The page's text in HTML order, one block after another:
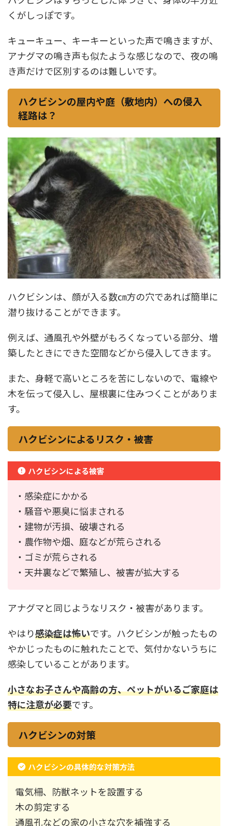
くがしっぽです。
キューキュー、キーキーといった声で鳴きますが、
アナグマの鳴き声も似たような感じなので、夜の鳴
き声だけで区別するのは難しいです。
ハクビシンの屋内や庭（敷地内）への侵入
経路は？
ハクビシンは、顔が入る数㎝方の穴であれば簡単に
潜り抜けることができます。
例えば、通風孔や外壁がもろくなっている部分、増
築したときにできた空間などから侵入してきます。
また、身軽で高いところを苦にしないので、電線や
木を伝って侵入し、屋根裏に住みつくことがありま
す。
ハクビシンによるリスク・被害
ハクビシンによる被害
・感染症にかかる
・騒音や悪臭に悩まされる
・建物が汚損、破壊される
・農作物や畑、庭などが荒らされる
・ゴミが荒らされる
・天井裏などで繁殖し、被害が拡大する
アナグマと同じようなリスク・被害があります。
やはり感染症は怖いです。ハクビシンが触ったもの
やかじったものに触れたことで、気付かないうちに
感染していることがあります。
小さなお子さんや高齢の方、ペットがいるご家庭は
特に注意が必要です。
ハクビシンの対策
ハクビシンの具体的な対策方法
電気柵、防獣ネットを設置する
木の剪定する
通風孔などの家の小さな穴を補強する